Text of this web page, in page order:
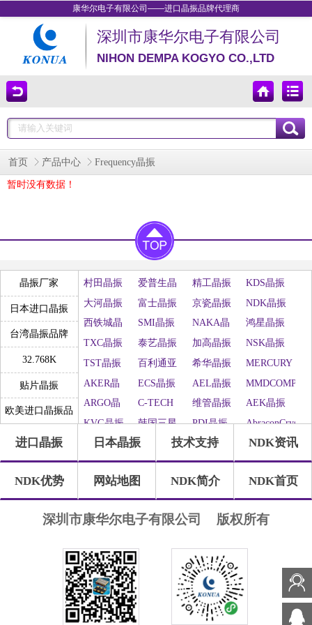
康华尔电子有限公司——进口晶振品牌代理商
深圳市康华尔电子有限公司
NIHON DEMPA KOGYO CO.,LTD
首页 产品中心 Frequency晶振
暂时没有数据！
晶振厂家
日本进口晶振
台湾晶振品牌
32.768K
贴片晶振
欧美进口晶振品
牌
村田晶振
爱普生晶
振
精工晶振
KDS晶振
大河晶振
富士晶振 京瓷晶振
NDK晶振
西铁城晶
振
SMI晶振
NAKA晶
振
鸿星晶振
TXC晶振
泰艺晶振 加高晶振
NSK晶振
TST晶振
百利通亚
陶晶振
希华晶振
MERCURY
晶振
AKER晶
振
ECS晶振 AEL晶振
MMDCOMP
晶振
ARGO晶
振
C-TECH
晶振
维管晶振
AEK晶振
KVG晶振
韩国三星
晶振
PDI晶振
AbraconCrystal
Statek晶振
ILSI晶振
WI2WI晶
振
Jauch晶振
Pletronics
晶振
GEYER晶
振
Transko晶
振
SHINSUNG
晶振
高利奇晶
振
IDTcrystal
晶振
Frequency
晶振
SUNTSU
晶振
Oscilent晶
振
康纳温菲
尔德
SiTimeCrystalFOX晶振
QuartzChnik Rubyquartz
瑞康晶振
格林雷晶
晶振
振
拉隆晶振
QANTEK
晶振
CTS晶振
MtronPTI
晶振
NJR晶振
Cardinal晶
FRE-
Quarztechnik
进口晶振 日本晶振 技术支持 NDK资讯
NDK优势 网站地图 NDK简介 NDK首页
深圳市康华尔电子有限公司 版权所有